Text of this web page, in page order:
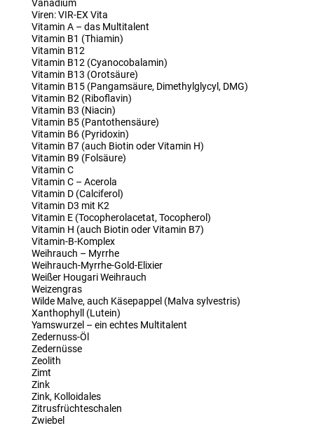
Vanadium
Viren: VIR-EX Vita
Vitamin A – das Multitalent
Vitamin B1 (Thiamin)
Vitamin B12
Vitamin B12 (Cyanocobalamin)
Vitamin B13 (Orotsäure)
Vitamin B15 (Pangamsäure, Dimethylglycyl, DMG)
Vitamin B2 (Riboflavin)
Vitamin B3 (Niacin)
Vitamin B5 (Pantothensäure)
Vitamin B6 (Pyridoxin)
Vitamin B7 (auch Biotin oder Vitamin H)
Vitamin B9 (Folsäure)
Vitamin C
Vitamin C – Acerola
Vitamin D (Calciferol)
Vitamin D3 mit K2
Vitamin E (Tocopherolacetat, Tocopherol)
Vitamin H (auch Biotin oder Vitamin B7)
Vitamin-B-Komplex
Weihrauch – Myrrhe
Weihrauch-Myrrhe-Gold-Elixier
Weißer Hougari Weihrauch
Weizengras
Wilde Malve, auch Käsepappel (Malva sylvestris)
Xanthophyll (Lutein)
Yamswurzel – ein echtes Multitalent
Zedernuss-Öl
Zedernüsse
Zeolith
Zimt
Zink
Zink, Kolloidales
Zitrusfrüchteschalen
Zwiebel